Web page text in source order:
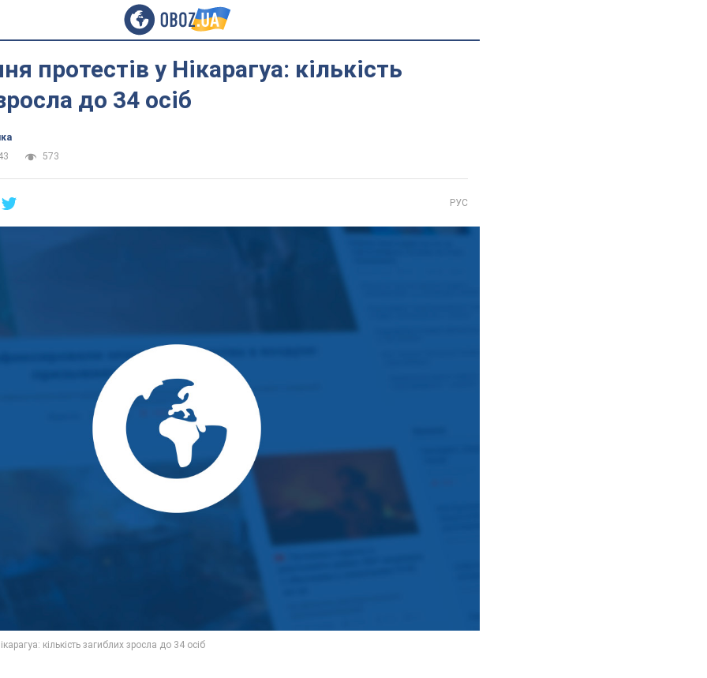
протестів у Нікарагуа: кількість
до 34 осіб
573
РУС